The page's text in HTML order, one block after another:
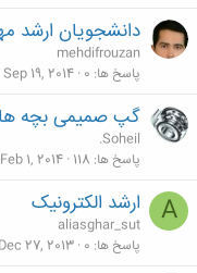
دانشجويان ارشد
mehdifrouzan
پاسخ ها 0
Sep 19, 2014
گپ صمیمی بچه های
.Soheil
پاسخ ها 118
Feb 1, 2014
A ارشد الکترونیک
aliasghar_sut
پاسخ ها 0
Dec 27, 2013